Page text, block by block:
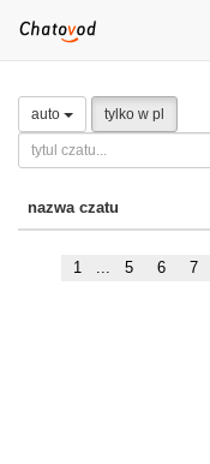
auto tylko w pl
nazwa czatu
1 ... 5 6 7